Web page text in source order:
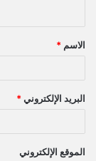
ق
*
الاسم *
البريد الإلكتروني *
الموقع الإلكتروني